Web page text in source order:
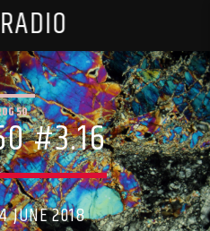
50 #3.16
JUNE 2018